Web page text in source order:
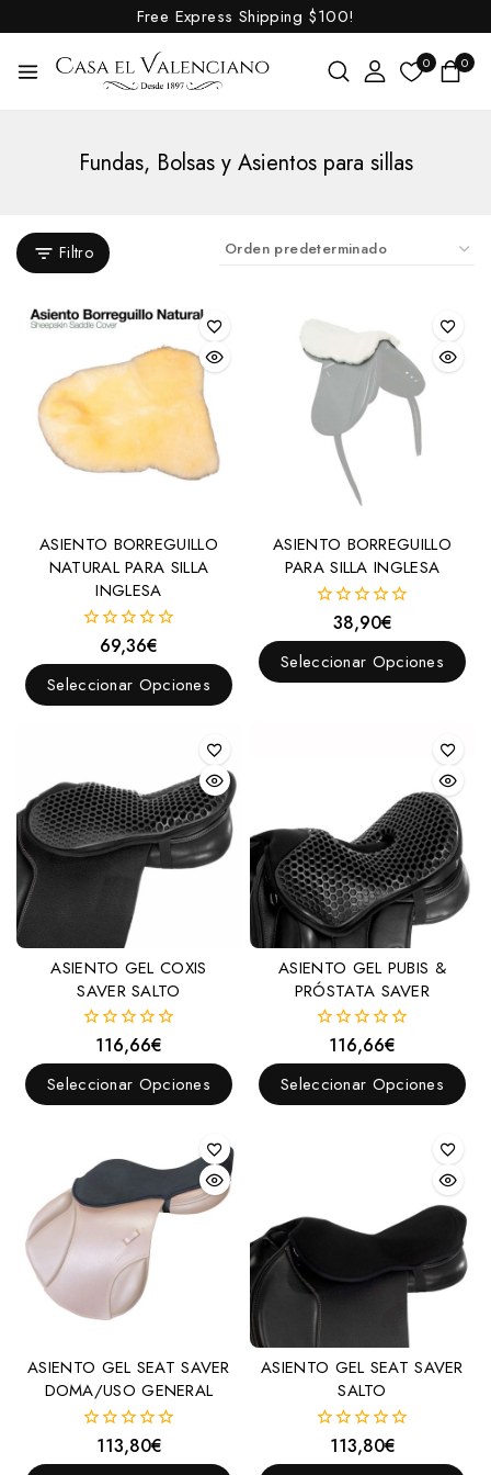
Free Express Shipping $100!
0 0
Fundas, Bolsas y Asientos para sillas
Filtro
ASIENTO BORREGUILLO
NATURAL PARA SILLA
INGLESA
fuera
de
5
69,36€
Seleccionar Opciones
ASIENTO BORREGUILLO
PARA SILLA INGLESA
fuera
de
5
38,90€
Seleccionar Opciones
ASIENTO GEL COXIS
SAVER SALTO
fuera
de
116,66€
Seleccionar Opciones
ASIENTO GEL PUBIS &
PRÓSTATA SAVER
fuera
de
116,66€
Seleccionar Opciones
ASIENTO GEL SEAT SAVER
DOMA/USO GENERAL
fuera
113,80€
ASIENTO GEL SEAT SAVER
SALTO
fuera
113,80€
Outlet
Caballo
Abrebocas y Raspadores de muelas
Aciales
Aciones
Agarradores para sillas
Alforjas
Asientos para silla
Baticolas
Bocados, Filetes y Accesorios
Arandelas
Barbadas
Chifney
Coche
Doma
Menorquines
Pelham
Polo
Portugueses
Trabalenguas
Trotón
Vaqueros
Western
Anilla
D
Elevador
Espátula